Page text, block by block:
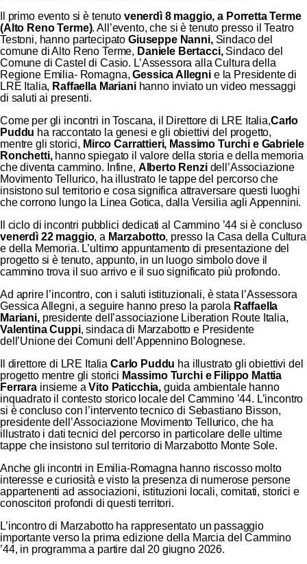
Il primo evento si è tenuto venerdì 8 maggio, a Porretta Terme
(Alto Reno Terme). All’evento, che si è tenuto presso il Teatro
Testoni, hanno partecipato Giuseppe Nanni, Sindaco del
comune di Alto Reno Terme, Daniele Bertacci,Sindaco del
Comune di Castel di Casio. L’Assessora alla Cultura della
Regione Emilia- Romagna,Gessica Allegni e la Presidente di
LRE Italia, Raffaella Marianihanno inviato un video messaggi
di saluti ai presenti.
Come per gli incontri in Toscana, il Direttore di LRE Italia,Carlo
Puddu ha raccontato la genesi e gli obiettivi del progetto,
mentre gli storici, Mirco Carrattieri, Massimo Turchi e Gabriele
Ronchetti,hanno spiegato il valore della storia e della memoria
che diventa cammino. Infine, Alberto Renzi dell’Associazione
Movimento Tellurico, ha illustrato le tappe del percorso che
insistono sul territorio e cosa significa attraversare questi luoghi
che corrono lungo la Linea Gotica, dalla Versilia agli Appennini.
Il ciclo di incontri pubblici dedicati al Cammino ’44 si è concluso
venerdì 22 maggio, a Marzabotto, presso la Casa della Cultura
e della Memoria. L’ultimo appuntamento di presentazione del
progetto si è tenuto, appunto, in un luogo simbolo dove il
cammino trova il suo arrivo e il suo significato più profondo.
Ad aprire l’incontro, con i saluti istituzionali, è stata l’Assessora
Gessica Allegni, a seguire hanno preso la parola Raffaella
Mariani,presidente dell’associazione Liberation Route Italia,
Valentina Cuppi, sindaca di Marzabotto e Presidente
dell’Unione dei Comuni dell’Appennino Bolognese.
Il direttore di LRE Italia Carlo Puddu ha illustrato gli obiettivi del
progetto mentre gli storici Massimo Turchi e Filippo Mattia
Ferrarainsieme aVito Paticchia, guida ambientale hanno
inquadrato il contesto storico locale del Cammino ’44. L’incontro
si è concluso con l’intervento tecnico di Sebastiano Bisson,
presidente dell’Associazione Movimento Tellurico, che ha
illustrato i dati tecnici del percorso in particolare delle ultime
tappe che insistono sul territorio di Marzabotto Monte Sole.
Anche gli incontri in Emilia-Romagna hanno riscosso molto
interesse e curiosità e visto la presenza di numerose persone
appartenenti ad associazioni, istituzioni locali, comitati, storici e
conoscitori profondi di questi territori.
L’incontro di Marzabotto ha rappresentato un passaggio
importante verso la prima edizione della Marcia del Cammino
’44, in programma a partire dal 20 giugno 2026.